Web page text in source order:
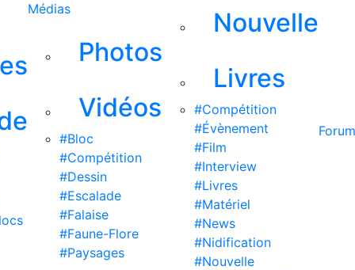
Médias
Photos
Vidéos
#Bloc
#Compétition
#Dessin
#Escalade
#Falaise
#Faune-Flore
#Paysages
Nouvelle
Livres
#Compétition
#Évènement
#Film
#Interview
#Livres
#Matériel
#News
#Nidification
#Nouvelle
Forum